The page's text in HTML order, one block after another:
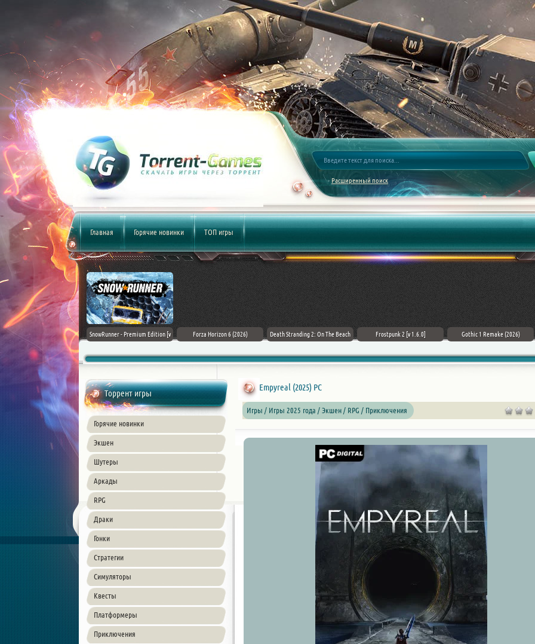
Расширенный поиск
Главная Горячие новинки ТОП игры
Assassin's Creed Black Flag
Resynced (2026) PC
SnowRunner - Premium Edition [v
Forza Horizon 6 (2026) Death Stranding 2: On The Beach Frostpunk 2 [v 1.6.0] Gothic 1 Remake (2026)
Торрент игры
Горячие новинки
Экшен
Шутеры
Аркады
RPG
Драки
Гонки
Стратегии
Симуляторы
Квесты
Платформеры
Приключения
Empyreal (2025) PC
Игры / Игры 2025 года / Экшен / RPG / Приключения